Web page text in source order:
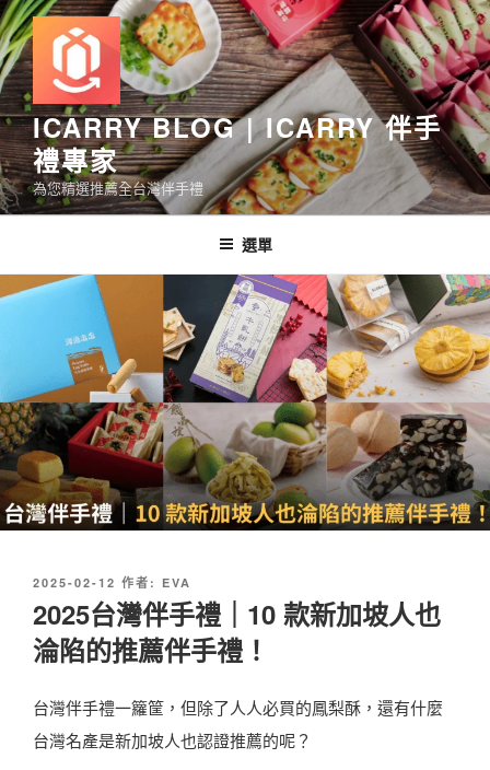
跳
至
主
要
內
容
ICARRY BLOG | ICARRY 伴手
禮專家
為您精選推薦全台灣伴手禮
選單
發
於
2025-02-12 作者: EVA
2025台灣伴手禮｜10 款新加坡人也
淪陷的推薦伴手禮！
台灣伴手禮一籮筐，但除了人人必買的鳳梨酥，還有什麼
台灣名產是新加坡人也認證推薦的呢？